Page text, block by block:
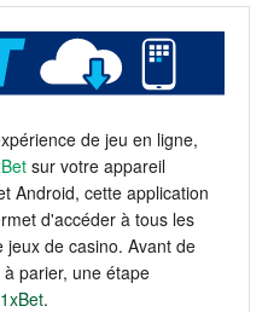
de jeu en ligne,
sur votre appareil
Android, cette application
d'accéder à tous les
de casino. Avant de
parier, une étape
.